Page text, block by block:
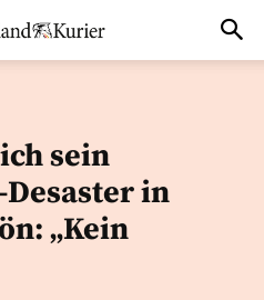
sein
in
„Kein